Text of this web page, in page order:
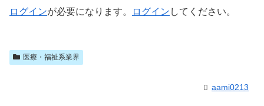
ログインが必要になります。 ログイン してください。
医療・福祉系業界
aami0213